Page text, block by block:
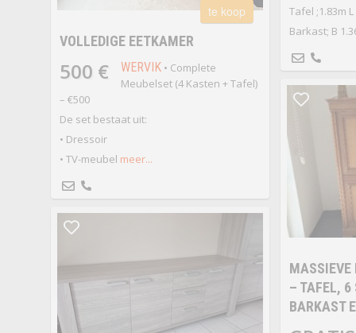
te koop
VOLLEDIGE EETKAMER
500 € WERVIK• Complete
Meubelset (4 Kasten + Tafel)
– €500
De set bestaat uit:
• Dressoir
• TV-meubel meer...
Tafel ;1.83m L
Barkast; B
MASSIEVE
– TAFEL, 6
BARKAST